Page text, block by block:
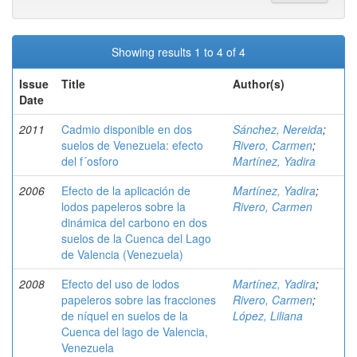
Showing results 1 to 4 of 4
Issue
Date
Title Author(s)
2011
Cadmio disponible en dos
suelos de Venezuela: efecto
del f´osforo
Sánchez, Nereida;
Rivero, Carmen;
Martínez, Yadira
2006
Efecto de la aplicación de
lodos papeleros sobre la
dinámica del carbono en dos
suelos de la Cuenca del Lago
de Valencia (Venezuela)
Martínez, Yadira;
Rivero, Carmen
2008
Efecto del uso de lodos
papeleros sobre las fracciones
de níquel en suelos de la
Cuenca del lago de Valencia,
Venezuela
Martínez, Yadira;
Rivero, Carmen;
López, Liliana